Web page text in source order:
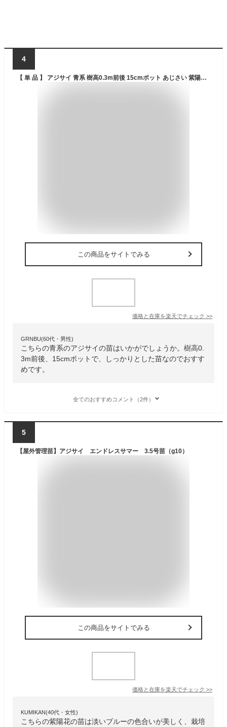
4
【 単 品 】 アジサイ 青系 樹高0.3m前後 15cmポット あじさい 紫陽花 苗 植木 苗木 庭 生垣 目隠し
この商品をサイトでみる
価格と在庫を楽天でチェック >>
GRNBU(60代・男性)
こちらの青系のアジサイの苗はいかがでしょうか。樹高0.
3m前後、15cmポットで、しっかりとした苗なのでおすす
めです。
全てのおすすめコメント（2件）
5
【屋外管理苗】アジサイ エンドレスサマー 3.5号苗（g10）
この商品をサイトでみる
価格と在庫を楽天でチェック >>
KUMIKAN(40代・女性)
こちらの紫陽花の苗は淡いブルーの色合いが美しく、栽培